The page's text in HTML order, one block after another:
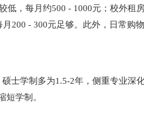
，每月约500 - 1000元；校外
200 - 300元足够。此外，日常购
士学制多为1.5-2年，侧重专业
短学制。